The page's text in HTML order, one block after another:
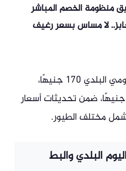
منظومة الخصم المباشر
لا مساس بسعر رغيف
أما الرومي، فسجل الرومي البلدي 170 جنيهًا،
والرومي الأبيض 155 جنيهًا، ضمن تحديثات أسعار
مختلف الطيور.
البلدي والبط